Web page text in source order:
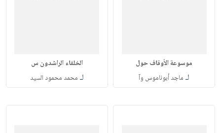
موسوعة الأوقاف حول
لـ ماجد أبوناموس وآ
الخلفاء الراشدون س
لـ محمد محمود السيد